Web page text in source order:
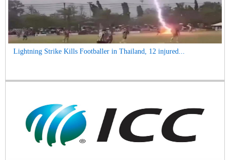
Lightning Strike Kills Footballer in Thailand, 12 injured...